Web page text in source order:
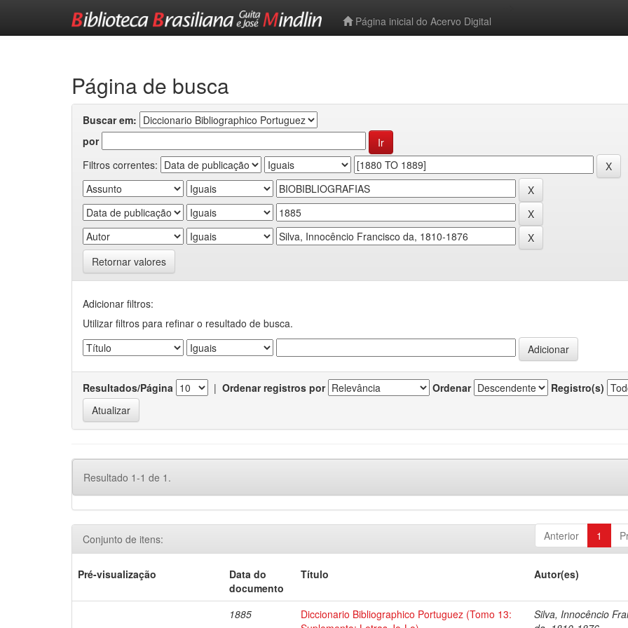
Página inicial do Acervo Digital
Página de busca
Buscar em:
por
Filtros correntes:
Retornar valores
Adicionar filtros:
Utilizar filtros para refinar o resultado de busca.
Resultados/Página | Ordenar registros por Ordenar Registro(s)
Resultado 1-1 de 1.
Anterior 1
Conjunto de itens:
Pré-visualização
Data do
documento
Título Autor(es)
1885
Diccionario Bibliographico Portuguez (Tomo 13:
Silva, Innocêncio